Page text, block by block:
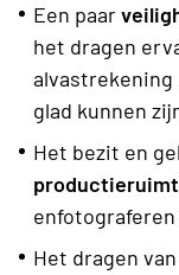
Een paar
het dragen
alvastrekening
glad kunnen
Het bezit en
Het dragen